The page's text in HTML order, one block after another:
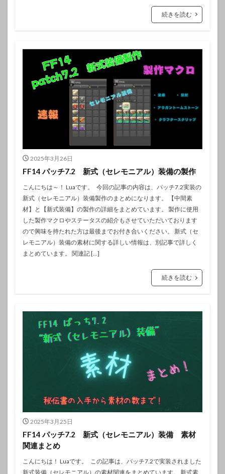
続きを読む
2025年3月26日
FF14 パッチ7.2 新式（セレモニアル）装備の製作
こんにちは～！ Luaです。 今回の記事の内容は、パッチ7.2実装の
新式（セレモニアル）装備製作のまとめになります。 【中間素
材】と【新式装備】の製作の詳細をまとめています。 製作に使用
した製作マクロやステータスの紹介もさせていただいております
ので興味を持たれた方は最後までお付き合いください。 新式（セ
レモニアル）装備の素材に関する詳しい情報は、別記事で詳しく
まとめています。 関連記 […]
続きを読む
2025年3月25日
FF14 パッチ7.2 新式（セレモニアル）装備 素材
関連まとめ
こんにちは！ Luaです。 この記事は、パッチ7.2で実装されました
新式装備（セレモニアル）の素材関連をまとめています。 新式素